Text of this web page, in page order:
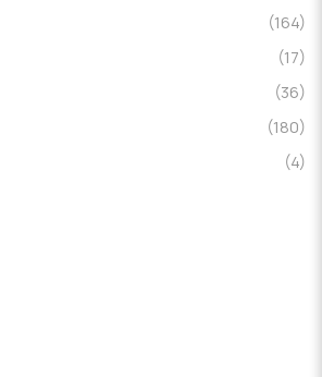
(164)
(17)
(36)
(180)
(4)